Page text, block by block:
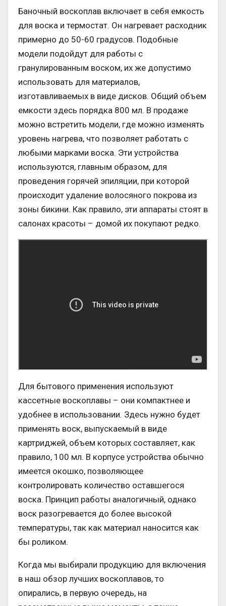
Баночный воскоплав включает в себя емкость
для воска и термостат. Он нагревает расходник
примерно до 50-60 градусов. Подобные
модели подойдут для работы с
гранулированным воском, их же допустимо
использовать для материалов,
изготавливаемых в виде дисков. Общий объем
емкости здесь порядка 800 мл. В продаже
можно встретить модели, где можно изменять
уровень нагрева, что позволяет работать с
любыми марками воска. Эти устройства
используются, главным образом, для
проведения горячей эпиляции, при которой
происходит удаление волосяного покрова из
зоны бикини. Как правило, эти аппараты стоят в
салонах красоты – домой их покупают редко.
Для бытового применения используют
кассетные воскоплавы – они компактнее и
удобнее в использовании. Здесь нужно будет
применять воск, выпускаемый в виде
картриджей, объем которых составляет, как
правило, 100 мл. В корпусе устройства обычно
имеется окошко, позволяющее
контролировать количество оставшегося
воска. Принцип работы аналогичный, однако
воск разогревается до более высокой
температуры, так как материал наносится как
бы роликом.
Когда мы выбирали продукцию для включения
в наш обзор лучших воскоплавов, то
опирались, в первую очередь, на